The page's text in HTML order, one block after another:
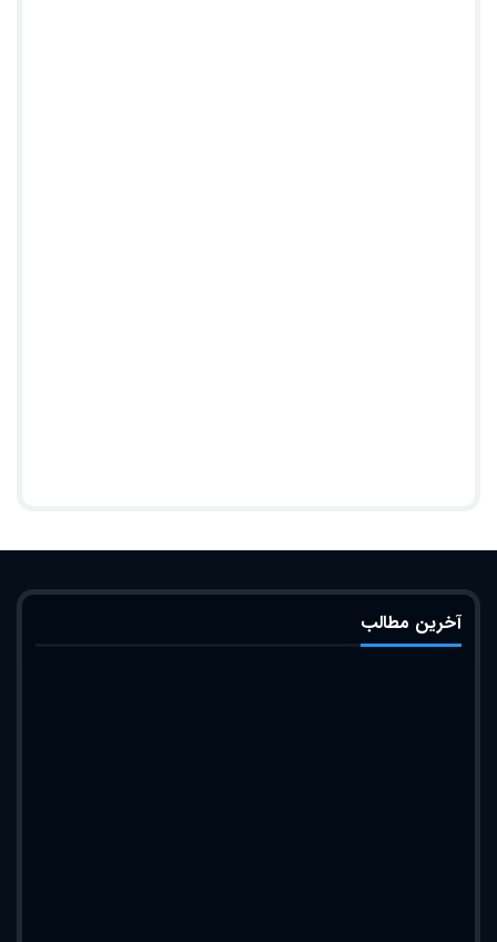
آخرین مطالب